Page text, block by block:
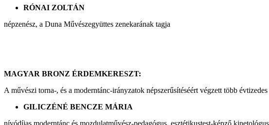
RÓNAI ZOLTÁN
népzenész, a Duna Művészegyüttes zenekarának tagja
MAGYAR BRONZ ÉRDEMKERESZT:
A művészi torna-, és a moderntánc-irányzatok népszerűsítéséért végzett több
GILICZÉNÉ BENCZE MÁRIA
nívódíjas moderntánc és mozdulatművész-pedagógus, esztétikustest-képző kinetológus